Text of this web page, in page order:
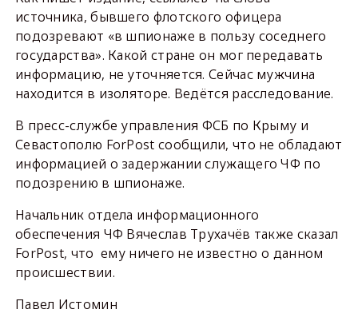
источника, бывшего флотского офицера
подозревают «в шпионаже в пользу соседнего
государства». Какой стране он мог передавать
информацию, не уточняется. Сейчас мужчина
находится в изоляторе. Ведётся расследование.
В пресс-службе управления ФСБ по Крыму и
Севастополю ForPost сообщили, что не обладают
информацией о задержании служащего ЧФ по
подозрению в шпионаже.
Начальник отдела информационного
обеспечения ЧФ Вячеслав Трухачёв также сказал
ForPost, что ему ничего не известно о данном
происшествии.
Павел Истомин